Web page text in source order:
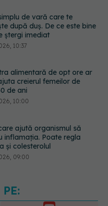
alimentară de opt ore ar
creierul femeilor de
de ani
ajută organismul să
inflamația. Poate regla
1.000 de zile ar putea
creierului pentru